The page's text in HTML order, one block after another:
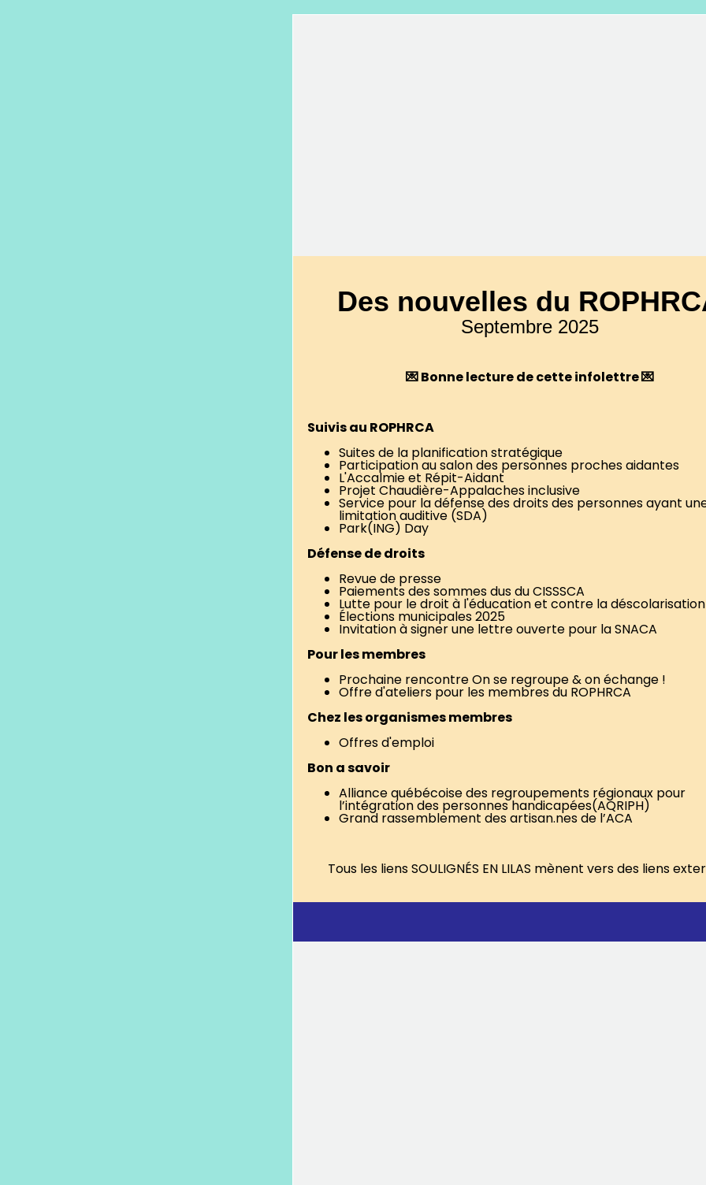
Des nouvelles du
Septembre 2025
💌 Bonne lecture de cette infolettre 💌
Suivis au ROPHRCA
Suites de la planification stratégique
Participation au salon des personnes proches aidantes
L'Accalmie et Répit-Aidant
Projet Chaudière-Appalaches inclusive
Service pour la défense des droits des personnes ayant
limitation auditive (SDA)
Park(ING) Day
Défense de droits
Revue de presse
Paiements des sommes dus du CISSSCA
Lutte pour le droit à l'éducation et contre la déscolarisation
Élections municipales 2025
Invitation à signer une lettre ouverte pour la SNACA
Pour les membres
Prochaine rencontre On se regroupe & on échange !
Offre d'ateliers pour les membres du ROPHRCA
Chez les organismes membres
Offres d'emploi
Bon a savoir
Alliance québécoise des regroupements régionaux pour
l’intégration des personnes handicapées(AQRIPH)
Grand rassemblement des artisan.nes de l’ACA
Tous les liens SOULIGNÉS EN LILAS mènent vers des liens